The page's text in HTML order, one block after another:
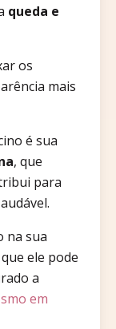
queda e
os
mais
é sua
, que
para
na sua
ele pode
a
em